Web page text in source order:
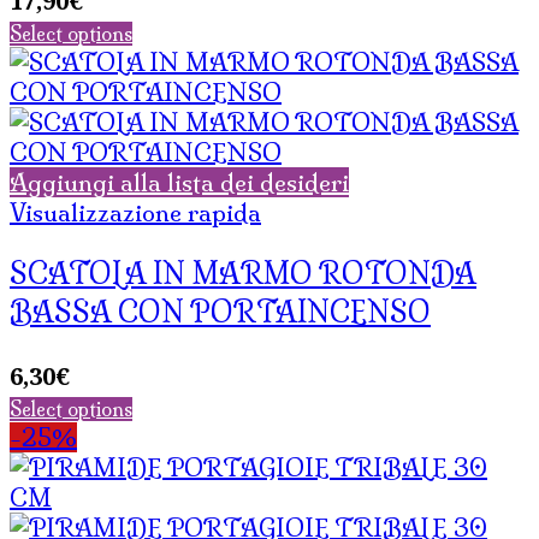
Select options
Aggiungi alla lista dei desideri
Visualizzazione rapida
SCATOLA IN MARMO ROTONDA
BASSA CON PORTAINCENSO
6,30€
Select options
-25%